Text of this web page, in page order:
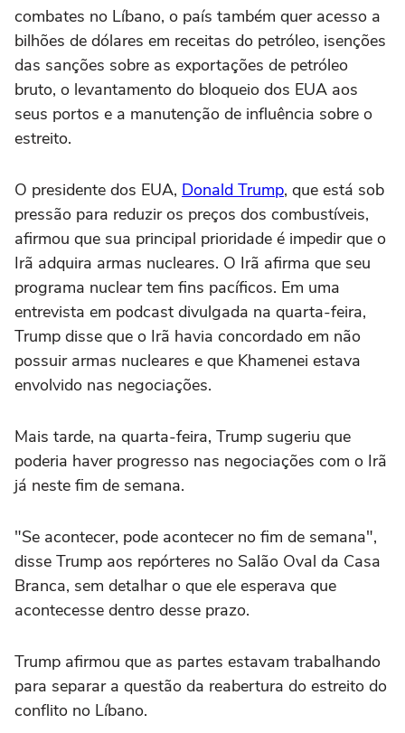
combates no Líbano, o país também quer acesso a
bilhões de dólares em receitas do petróleo, isenções
das sanções sobre as exportações de petróleo
bruto, o levantamento do bloqueio dos EUA aos
seus portos e a manutenção de influência sobre o
estreito.
O presidente dos EUA, Donald Trump, que está ‌sob
pressão para reduzir os preços dos combustíveis,
afirmou que sua principal prioridade é impedir que o
Irã adquira armas nucleares. O Irã afirma que seu
programa nuclear tem fins pacíficos. Em uma
entrevista em podcast divulgada na quarta-feira,
Trump disse que o Irã havia concordado em não
possuir armas nucleares e ⁠que Khamenei estava
envolvido nas negociações.
Mais tarde, na quarta-feira, Trump sugeriu que
poderia haver progresso nas negociações com o Irã
já neste fim de semana.
"Se acontecer, pode acontecer no fim de semana",
disse Trump aos repórteres no Salão Oval da Casa
Branca, sem detalhar o que ele esperava que
acontecesse dentro desse prazo.
Trump afirmou que as partes estavam trabalhando
para separar a questão da reabertura do estreito do
conflito no Líbano.